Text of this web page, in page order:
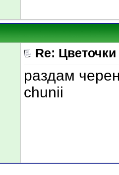
Re:
раздам
chunii